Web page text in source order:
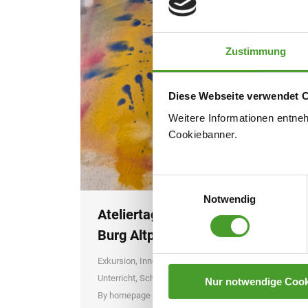
Zustimmung
Diese Webseite verwendet
Weitere Informationen
Cookiebanner.
Einwilligungsauswahl
Notwendig
Nur notwendige
Ateliertage der 6. Klasse auf der
Burg Altpernstein
Exkursion, Innovative Lernformen
Unterricht, Schuljahr 2025/26
By homepage 14. March 2026